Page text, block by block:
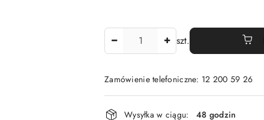
szt.
Zamówienie telefoniczne: 12 200 59 26
Dostępność
Wysyłka w ciągu: 48 godzin